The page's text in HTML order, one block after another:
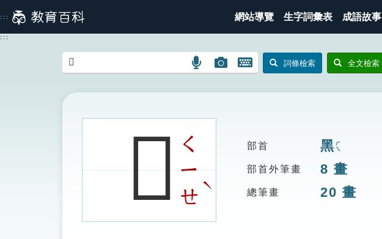
到
主
::: 網站導覽 生字詞彙表 成語故事
:::
語
搜
圖
圖
搜
開
鍵
詞條檢索 全文檢索
𪑗ㄑ
ㄧ
ㄝ
ˋ
部首 黑ㄏㄟ
部首外筆畫 8 畫
總筆畫 20 畫